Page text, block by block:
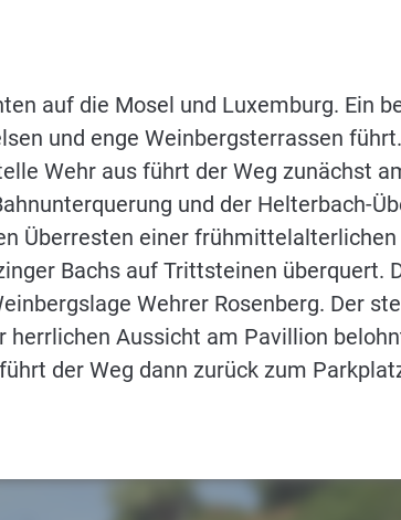
auf die Mosel und Luxemburg. Ein
und enge Weinbergsterrassen führt.
Wehr aus führt der Weg zunächst
und der Helterbach-
Überresten einer
Bachs auf Trittsteinen überquert.
Wehrer Rosenberg. Der
Aussicht am Pavillion
der Weg dann zurück zum